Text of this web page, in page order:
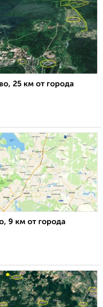
25 км от города
9 км от города